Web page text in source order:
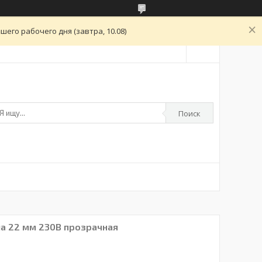
рабочего дня (завтра, 10.08)
Поиск
22 мм 230В прозрачная